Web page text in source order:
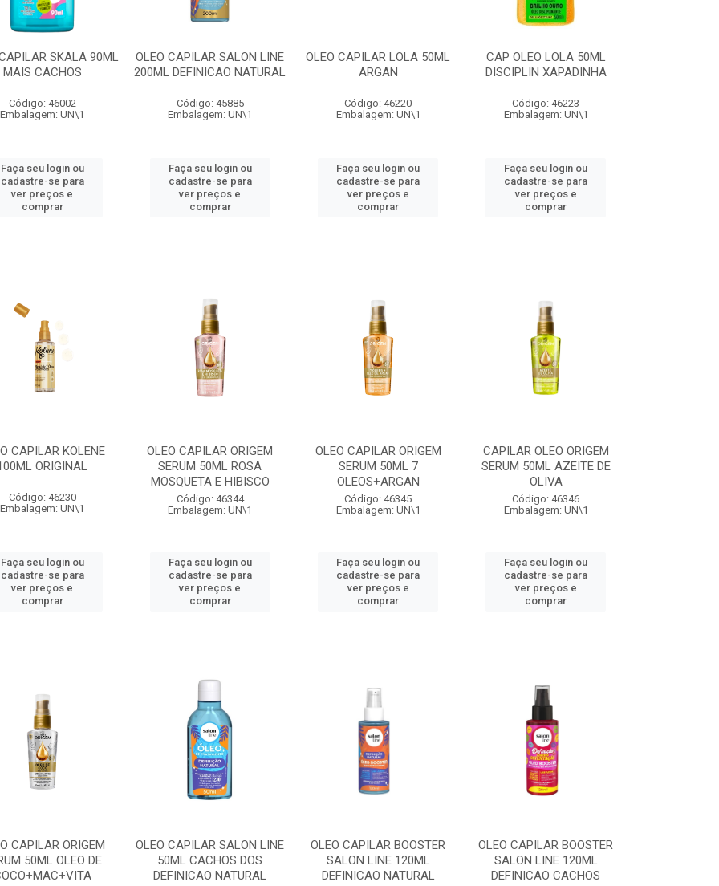
SKALA 90ML
MAIS CACHOS
Código: 46002
Embalagem: UN\1
Faça seu login ou
cadastre-se para
ver preços e
comprar
OLEO CAPILAR SALON LINE
200ML DEFINICAO NATURAL
Código: 45885
Embalagem: UN\1
Faça seu login ou
cadastre-se para
ver preços e
comprar
OLEO CAPILAR LOLA 50ML
ARGAN
Código: 46220
Embalagem: UN\1
Faça seu login ou
cadastre-se para
ver preços e
comprar
CAP OLEO LOLA 50ML
DISCIPLIN XAPADINHA
Código: 46223
Embalagem: UN\1
Faça seu login ou
cadastre-se para
ver preços e
comprar
CAPILAR KOLENE
ORIGINAL
Código: 46230
Embalagem: UN\1
Faça seu login ou
cadastre-se para
ver preços e
comprar
OLEO CAPILAR ORIGEM
SERUM 50ML ROSA
MOSQUETA E HIBISCO
Código: 46344
Embalagem: UN\1
Faça seu login ou
cadastre-se para
ver preços e
comprar
OLEO CAPILAR ORIGEM
SERUM 50ML 7
OLEOS+ARGAN
Código: 46345
Embalagem: UN\1
Faça seu login ou
cadastre-se para
ver preços e
comprar
CAPILAR OLEO ORIGEM
SERUM 50ML AZEITE DE
OLIVA
Código: 46346
Embalagem: UN\1
Faça seu login ou
cadastre-se para
ver preços e
comprar
CAPILAR ORIGEM
50ML OLEO DE
OLEO CAPILAR SALON LINE
50ML CACHOS DOS
DEFINICAO NATURAL
OLEO CAPILAR BOOSTER
SALON LINE 120ML
DEFINICAO NATURAL
OLEO CAPILAR BOOSTER
SALON LINE 120ML
DEFINICAO CACHOS